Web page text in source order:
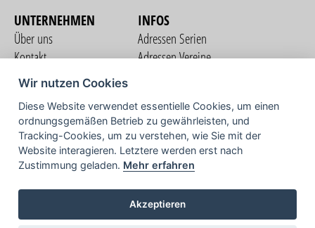
UNTERNEHMEN
Über uns
Kontakt
Nutzungsbedingungen
Datenschutzerklärung
Impressum
INFOS
Adressen Serien
Adressen Vereine
COMMUNITY
TV
Wir nutzen Cookies
Diese Website verwendet essentielle Cookies, um einen
ordnungsgemäßen Betrieb zu gewährleisten, und
Tracking-Cookies, um zu verstehen, wie Sie mit der
Website interagieren. Letztere werden erst nach
Zustimmung geladen. Mehr erfahren
Akzeptieren